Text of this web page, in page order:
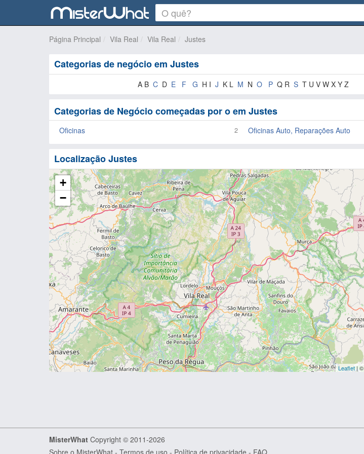
Página Principal Vila Real Vila Real Justes
Categorias de negócio em Justes
A B C D E F G H I J K L M N O P Q R S T U V W X Y Z
Categorias de Negócio começadas por o em Justes
Oficinas 2 Oficinas Auto, Reparações Auto
Localização Justes
+
−
Leaflet| ©
MisterWhat Copyright © 2011-2026
Sobre o MisterWhat - Termos de uso - Política de privacidade - FAQ